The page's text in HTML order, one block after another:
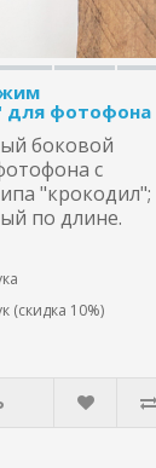
для фотофона
боковой
с
"крокодил";
по длине.
(скидка 10%)